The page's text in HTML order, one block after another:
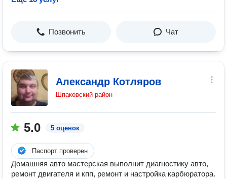
Позвонить Чат
Александр Котляров
Шпаковский район
5.0 5 оценок
Паспорт проверен
Домашняя авто мастерская выполнит диагностику авто,
ремонт двигателя и кпп, ремонт и настройка карбюратора.